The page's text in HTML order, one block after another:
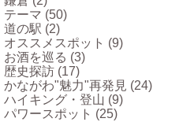
テーマ (50)
道の駅 (2)
オススメスポット (9)
お酒を巡る (3)
歴史探訪 (17)
かながわ"魅力"再発見 (24)
ハイキング・登山 (9)
パワースポット (25)